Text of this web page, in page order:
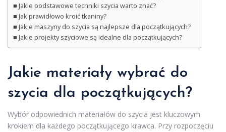
Jakie podstawowe techniki szycia warto znać?
Jak prawidłowo kroić tkaniny?
Jakie maszyny do szycia są najlepsze dla początkujących?
Jakie projekty szyciowe są idealne dla początkujących?
Jakie materiały wybrać do
szycia dla początkujących?
Wybór odpowiednich materiałów do szycia jest kluczowym
krokiem dla każdego początkującego krawca. Przy rozpoczęciu